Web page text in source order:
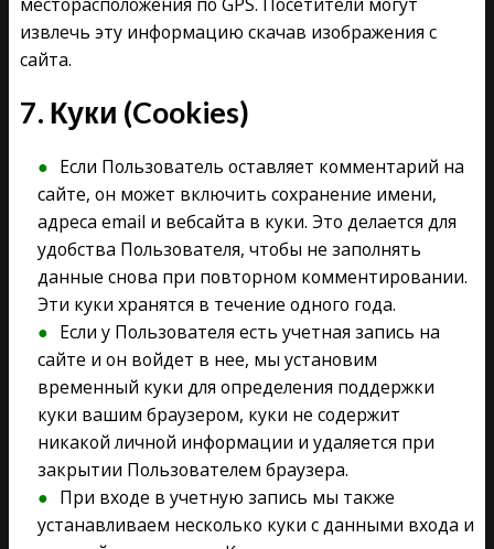
извлечь эту информацию скачав изображения с
сайта.
7. Куки (Cookies)
Если Пользователь оставляет комментарий на
сайте, он может включить сохранение имени,
адреса email и вебсайта в куки. Это делается для
удобства Пользователя, чтобы не заполнять
данные снова при повторном комментировании.
Эти куки хранятся в течение одного года.
Если у Пользователя есть учетная запись на
сайте и он войдет в нее, мы установим
временный куки для определения поддержки
куки вашим браузером, куки не содержит
никакой личной информации и удаляется при
закрытии Пользователем браузера.
При входе в учетную запись мы также
устанавливаем несколько куки с данными входа и